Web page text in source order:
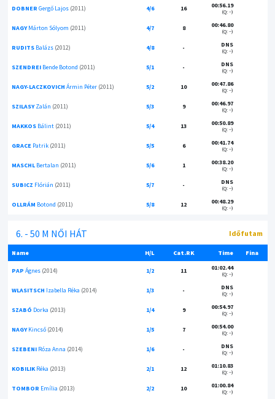
DOBNER Gergő Lajos(2011) 4/6 16 00:56.19
(Q: --)
NAGYMárton Sólyom (2011) 4/7 8 00:46.80
(Q: --)
RUDITSBalázs (2012) 4/8 - DNS
(Q: --)
SZENDREIBende Botond (2011) 5/1 - DNS
(Q: --)
NAGY-LACZKOVICH Ármin Péter(2011) 5/2 10 00:47.86
(Q: --)
SZILASYZalán (2011) 5/3 9 00:46.97
(Q: --)
MAKKOSBálint (2011) 5/4 13 00:50.89
(Q: --)
GRACEPatrik (2011) 5/5 6 00:41.74
(Q: --)
MASCHLBertalan (2011) 5/6 1 00:38.20
(Q: --)
SUBICZ Flórián (2011) 5/7 - DNS
(Q: --)
OLLRÁM Botond (2011) 5/8 12 00:48.29
(Q: --)
6. - 50 M NŐI HÁT Időfutam
Name H/L Cat.RK Time Fina
PAP Ágnes (2014) 1/2 11 01:02.44
(Q: --)
WLASITSCH Izabella Réka (2014) 1/3 - DNS
(Q: --)
SZABÓ Dorka (2013) 1/4 9 00:54.97
(Q: --)
NAGYKincső (2014) 1/5 7 00:54.00
(Q: --)
SZEBENIRóza Anna (2014) 1/6 - DNS
(Q: --)
KOBILIKRéka (2013) 2/1 12 01:10.83
(Q: --)
TOMBOR Emília (2013) 2/2 10 01:00.84
(Q: --)